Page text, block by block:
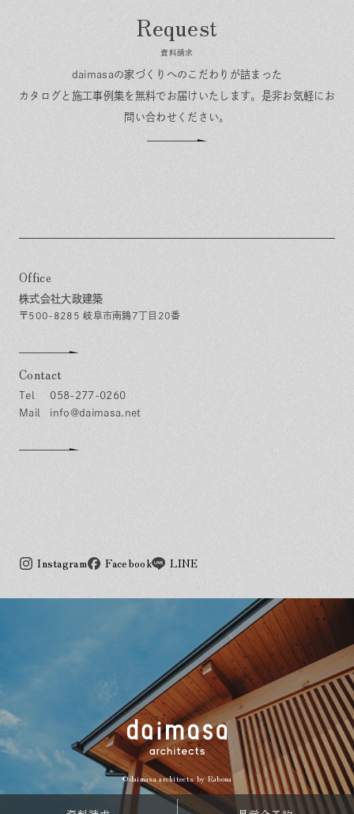
資料請求
daimasaの家づくりへのこだわりが詰まった
カタログと施工事例集を無料でお届けいたします。 是非お気軽にお
問い合わせください。
Office
株式会社大政建築
〒500-8285 岐阜市南鶉7丁目20番
Contact
058-277-0260
info@daimasa.net
Instagram Facebook LINE
©daimasa architects byRabona